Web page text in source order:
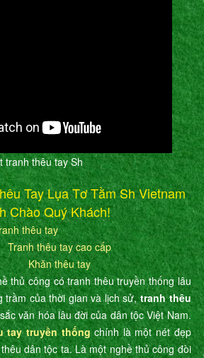
tranh thêu tay Sh
Tay Lụa Tơ Tằm Sh Vietnam
Chào Quý Khách!
thêu tay
Tranh thêu tay cao cấp
Khăn thêu tay
thủ công có tranh thêu truyền thống lâu
trầm của thời gian và lịch sử,tranh thêu
văn hóa lâu đời của dân tộc Việt Nam.
tay truyền thống chính là một nét đẹp
dân tộc ta. Là một nghề thủ công đòi